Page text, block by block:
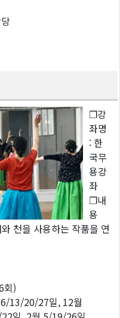
❐강
좌명
: 한
국무
용강
좌
❐내
용
천을 사용하는 작품을 연
회)
13/20/27일, 12월